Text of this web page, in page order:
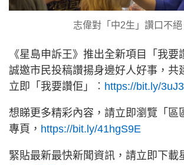
志偉對「中2生」讚口不絕
《星島申訴王》推出全新項目「我要
誠邀市民投稿讚揚身邊好人好事，共
立即「我要讚佢」︰ https://bit.ly/
想睇更多精彩內容，請立即瀏覽「區
專頁， https://bit.ly/41hgS9E
緊貼最新最快新聞資訊，請立即下載